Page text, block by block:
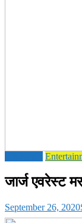
जार्ज एवरेस्ट
September 26, 2020